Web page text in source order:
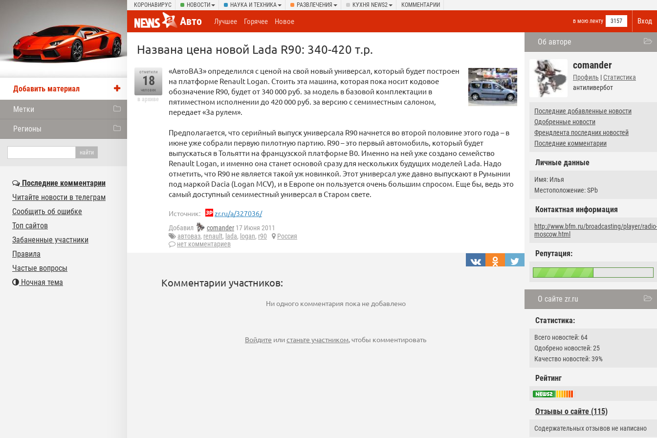
КОРОНАВИРУС НОВОСТИ НАУКА И ТЕХНИКА РАЗВЛЕЧЕНИЯ КУХНЯ NEWS2 КОММЕНТАРИИ
Вход
Авто в мою ленту 3157
Лучшее Горячее Новое
Об авторе
comander
Профиль | Статистика
антиливербот
Последние добавленные новости
Одобренные новости
Френдлента последних новостей
Последние комментарии
Личные данные
Имя: Илья
Местоположение: SPb
Контактная информация
http://www.bfm.ru/broadcasting/player/radio-
moscow.html
Репутация:
О сайте zr.ru
Статистика:
Всего новостей: 64
Одобрено новостей: 25
Качество новостей: 39%
Рейтинг
Отзывы о сайте (115)
Содержательных отзывов не написано
Названа цена новой Lada R90: 340-420 т.р.
отметили
18
человек
в архиве
«АвтоВАЗ» определился с ценой на свой новый универсал, который будет построен
на платформе Renault Logan. Стоить эта машина, которая пока носит кодовое
обозначение R90, будет от 340 000 руб. за модель в базовой комплектации в
пятиместном исполнении до 420 000 руб. за версию с семиместным салоном,
передает «За рулем».
Предполагается, что серийный выпуск универсала R90 начнется во второй половине этого года – в
июне уже собрали первую пилотную партию. R90 – это первый автомобиль, который будет
выпускаться в Тольятти на французской платформе B0. Именно на ней уже создано семейство
Renault Logan, и именно она станет основой сразу для нескольких будущих моделей Lada. Надо
отметить, что R90 не является такой уж новинкой. Этот универсал уже давно выпускают в Румынии
под маркой Dacia (Logan MCV), и в Европе он пользуется очень большим спросом. Еще бы, ведь это
самый доступный семиместный универсал в Старом свете.
Источник: zr.ru/a/327036/
Добавил comander 17 Июня 2011
автоваз, renault, lada, logan, r90
Россия
нет комментариев
Комментарии участников:
Ни одного комментария пока не добавлено
Войдите илистаньте участником, чтобы комментировать
Добавить материал
Метки
Регионы
Последние комментарии
Читайте новости в телеграм
Сообщить об ошибке
Топ сайтов
Забаненные участники
Правила
Частые вопросы
Ночная тема